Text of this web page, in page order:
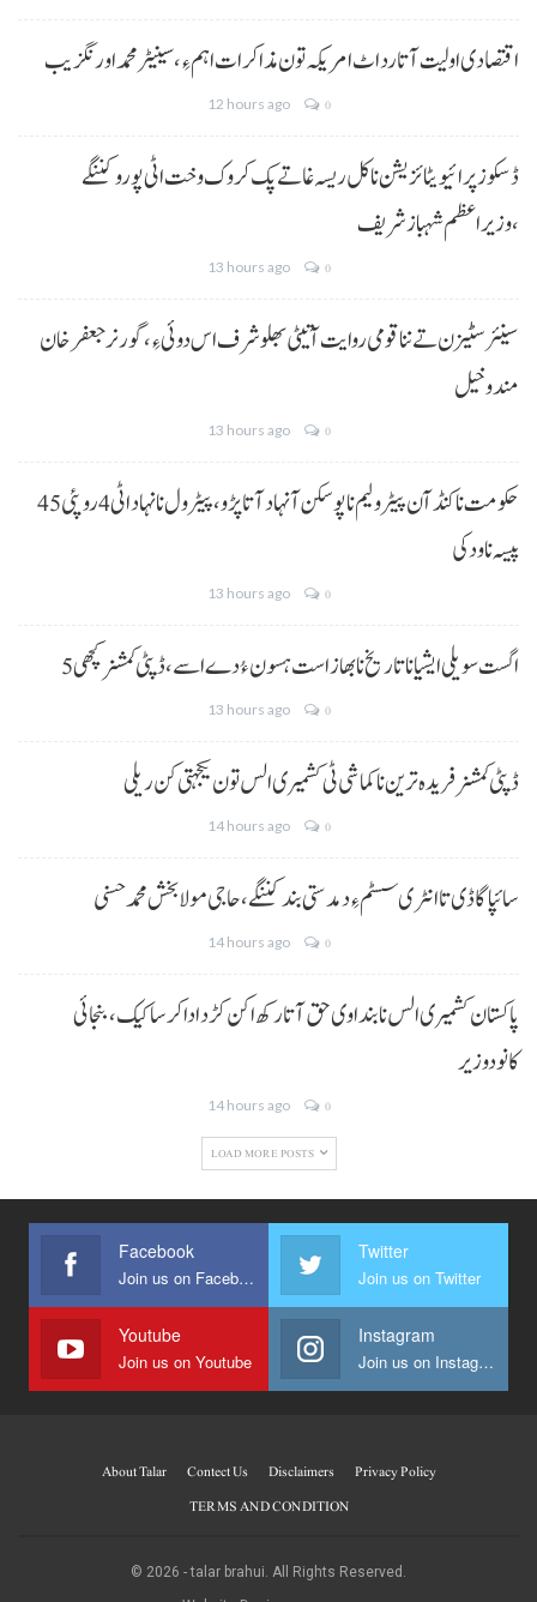
اقتصادی اولیت آتا رد اٹ امریکہ تون مذاکرات اہم ءِ،سینیٹر محمد اورنگزیب
12 hours ago 0
ڈسکوز پرائیویٹائزیشن نا کل ریسہ غاتے پک کروک وخت اٹی پورو کننگے
،وزیراعظم شہباز شریف
13 hours ago 0
سینئر سٹیزن تے ننا قومی روایت آتیٹی بھلو شرف اس دوئی ءِ،گورنر جعفرخان
مندوخیل
13 hours ago 0
حکومت نا کنڈ آن پیٹرولیم نا پوسکن آ نہاد آتا پڑو،پیٹرول نا نہاد اٹی 4 روپئی 45
پیسہ نا ودکی
13 hours ago 0
5 اگست سویلی ایشیا نا تاریخ نا بھاز است ہسون ءُ دے اسے،ڈپٹی کمشنر کچھی
13 hours ago 0
ڈپٹی کمشنر فریدہ ترین نا کماشی ٹی کشمیری الس تون یکجہتی کن ریلی
14 hours ago 0
سائپا گاڈی تا انٹری سسٹم ءِ دمدستی بند کننگے، حاجی مولا بخش محمد حسنی
14 hours ago 0
پاکستان کشمیری الس نا بنداوی حق آتا رکھ اکن کڑد ادا کرسا کیک ،بنجائی
کانودوزیر
14 hours ago 0
LOAD MORE POSTS
Facebook
Join us on Facebook
Twitter
Join us on Twitter
Youtube
Join us on Youtube
Instagram
Join us on Instagram
About Talar Contect Us Disclaimers
Privacy Policy
TERMS AND CONDITION
© 2026 - talar brahui. All Rights Reserved.